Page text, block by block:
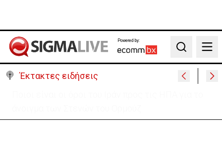
Powered by:
Search
Έκτακτες ειδήσεις